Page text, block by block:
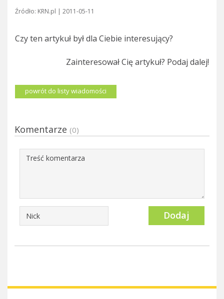
Źródło: KRN.pl | 2011-05-11
Czy ten artykuł był dla Ciebie interesujący?
Zainteresował Cię artykuł? Podaj dalej!
powrót do listy wiadomości
Komentarze (0)
Dodaj